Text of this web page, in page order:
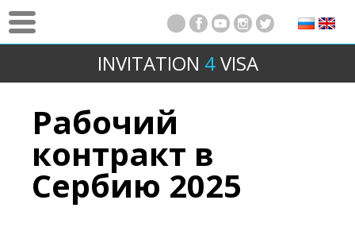
INVITATION 4VISA
Рабочий
контракт в
Сербию 2025